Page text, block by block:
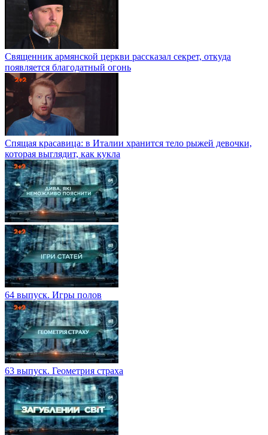
Священник армянской церкви рассказал секрет, откуда
появляется благодатный огонь
Спящая красавица: в Италии хранится тело рыжей девочки,
которая выглядит, как кукла
64 выпуск. Игры полов
63 выпуск. Геометрия страха